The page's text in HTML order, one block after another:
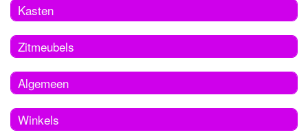
Kasten
Zitmeubels
Algemeen
Winkels